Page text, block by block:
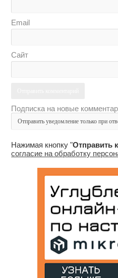
Email
Сайт
Подписка на новые
Нажимая кнопку "Отправить
согласие на обработку